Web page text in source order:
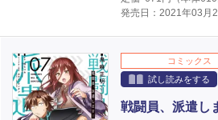
発売日：2021年03月
コミックス
試し読みをする
戦闘員、派遣